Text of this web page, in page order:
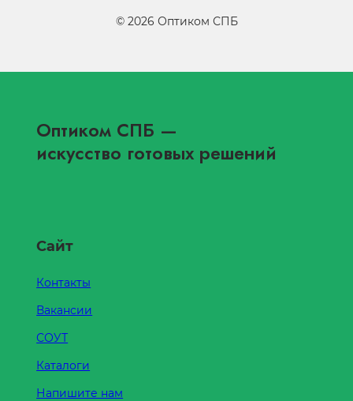
© 2026 Оптиком СПБ
Оптиком СПБ —
искусство готовых решений
Сайт
Контакты
Вакансии
СОУТ
Каталоги
Напишите нам